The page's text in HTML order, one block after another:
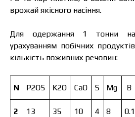
врожай якісного насіння.
Для одержання 1 тонни
урахуванням побічних
кількість поживних речовин:
N P2O5 K2O CaO S Mg B
2 13 35 10 4 8